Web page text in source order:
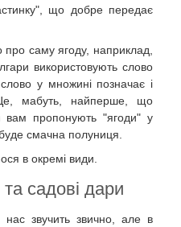
що добре передає
саму ягоду, наприклад,
використовують слово
у множині позначає і
мабуть, найперше, що
вам пропонують "ягоди" у
смачна полуниця.
в окремі види.
садові дари
звучить звично, але в